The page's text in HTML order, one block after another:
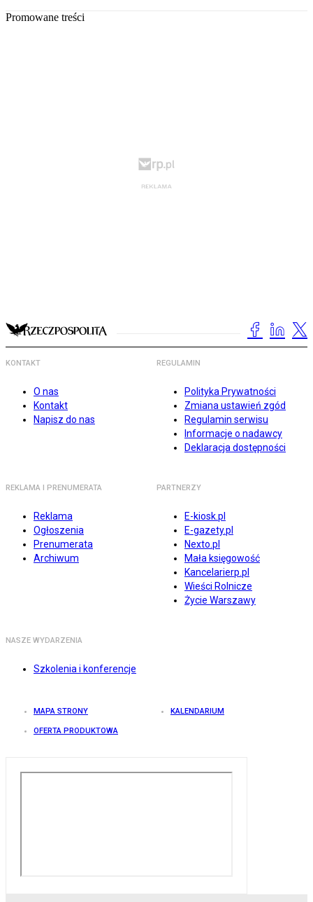
Promowane treści
KONTAKT
O nas
Kontakt
Napisz do nas
REGULAMIN
Polityka Prywatności
Zmiana ustawień zgód
Regulamin serwisu
Informacje o nadawcy
Deklaracja dostępności
REKLAMA I PRENUMERATA
Reklama
Ogłoszenia
Prenumerata
Archiwum
PARTNERZY
E-kiosk.pl
E-gazety.pl
Nexto.pl
Mała księgowość
Kancelarierp.pl
Wieści Rolnicze
Życie Warszawy
NASZE WYDARZENIA
Szkolenia i konferencje
MAPA STRONY KALENDARIUM
OFERTA PRODUKTOWA